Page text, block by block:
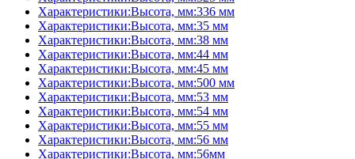
Характеристики:Высота, мм:336 мм
Характеристики:Высота, мм:35 мм
Характеристики:Высота, мм:38 мм
Характеристики:Высота, мм:44 мм
Характеристики:Высота, мм:45 мм
Характеристики:Высота, мм:500 мм
Характеристики:Высота, мм:53 мм
Характеристики:Высота, мм:54 мм
Характеристики:Высота, мм:55 мм
Характеристики:Высота, мм:56 мм
Характеристики:Высота, мм:56мм